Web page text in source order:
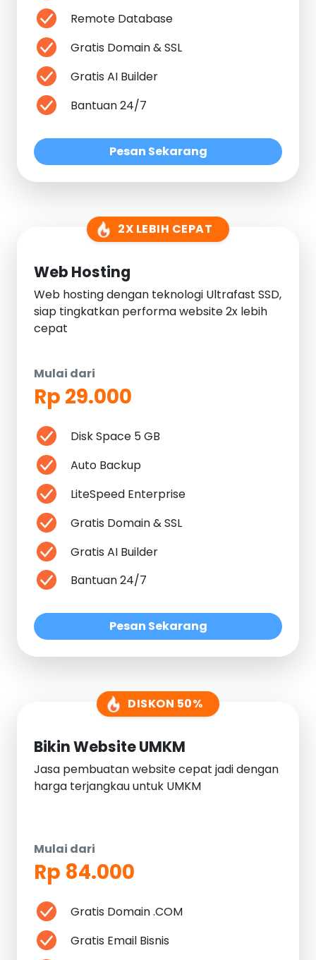
Remote Database
Gratis Domain & SSL
Gratis AI Builder
Bantuan 24/7
Pesan Sekarang
2X LEBIH CEPAT
Web Hosting
Web hosting dengan teknologi Ultrafast SSD,
siap tingkatkan performa website 2x lebih
cepat
Mulai dari
Rp 29.000
Disk Space 5 GB
Auto Backup
LiteSpeed Enterprise
Gratis Domain & SSL
Gratis AI Builder
Bantuan 24/7
Pesan Sekarang
DISKON 50%
Bikin Website UMKM
Jasa pembuatan website cepat jadi dengan
harga terjangkau untuk UMKM
Mulai dari
Rp 84.000
Gratis Domain .COM
Gratis Email Bisnis